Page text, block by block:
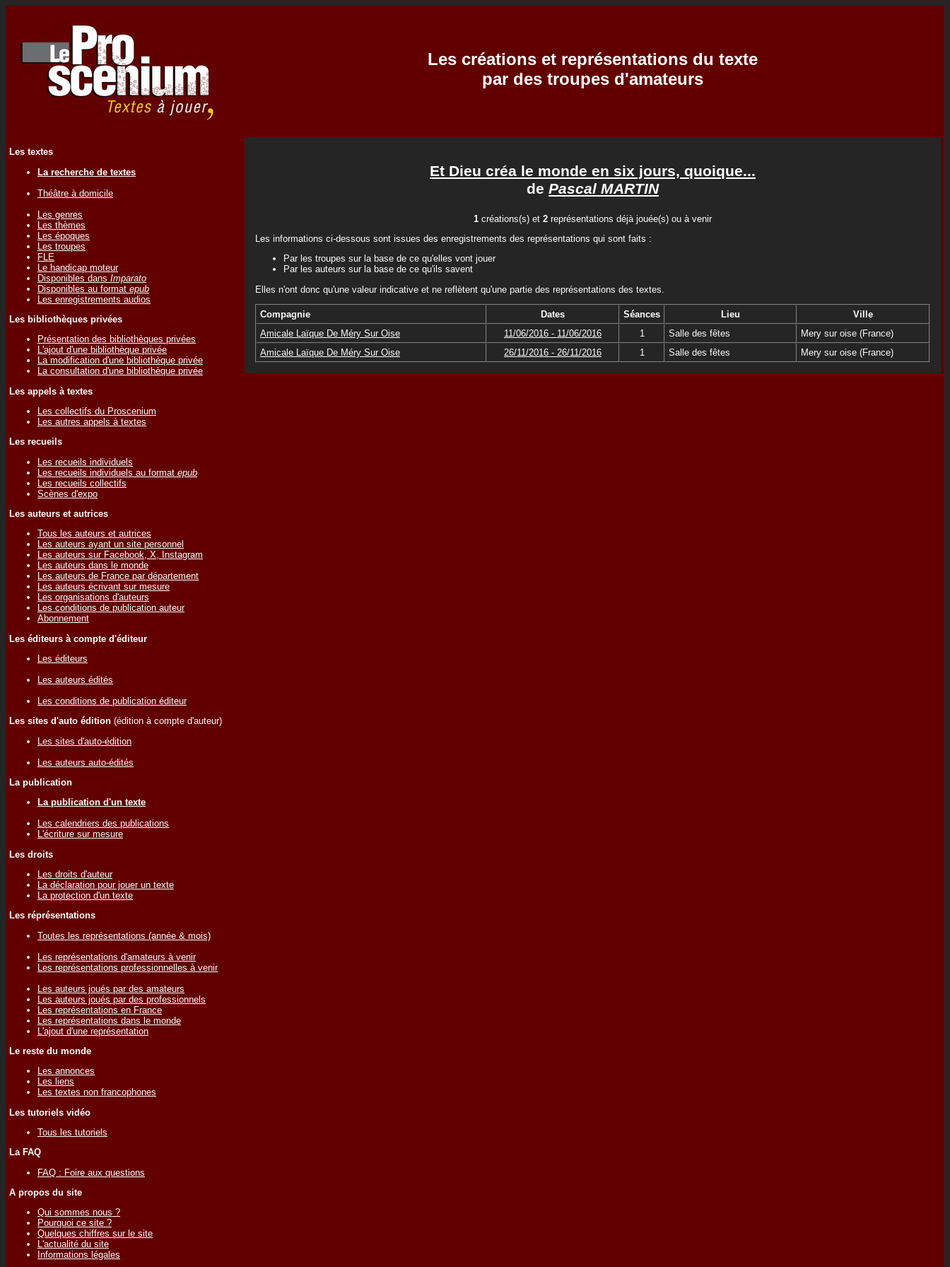
Les créations et représentations du texte
par des troupes d'amateurs
Les textes
La recherche de textes
Théâtre à domicile
Les genres
Les thèmes
Les époques
Les troupes
FLE
Le handicap moteur
Disponibles dans Imparato
Disponibles au format epub
Les enregistrements audios
Les bibliothèques privées
Présentation des bibliothèques privées
L'ajout d'une bibliothèque privée
La modification d'une bibliothèque privée
La consultation d'une bibliothèque privée
Les appels à textes
Les collectifs du Proscenium
Les autres appels à textes
Les recueils
Les recueils individuels
Les recueils individuels au format epub
Les recueils collectifs
Scènes d'expo
Les auteurs et autrices
Tous les auteurs et autrices
Les auteurs ayant un site personnel
Les auteurs sur Facebook, X, Instagram
Les auteurs dans le monde
Les auteurs de France par département
Les auteurs écrivant sur mesure
Les organisations d'auteurs
Les conditions de publication auteur
Abonnement
Les éditeurs à compte d'éditeur
Les éditeurs
Les auteurs édités
Les conditions de publication éditeur
Les sites d'auto édition (édition à compte d'auteur)
Les sites d'auto-édition
Les auteurs auto-édités
La publication
La publication d'un texte
Les calendriers des publications
L'écriture sur mesure
Les droits
Les droits d'auteur
La déclaration pour jouer un texte
La protection d'un texte
Les réprésentations
Toutes les représentations (année & mois)
Les représentations d'amateurs à venir
Les représentations professionnelles à venir
Les auteurs joués par des amateurs
Les auteurs joués par des professionnels
Les représentations en France
Les représentations dans le monde
L'ajout d'une représentation
Le reste du monde
Les annonces
Les liens
Les textes non francophones
Les tutoriels vidéo
Tous les tutoriels
La FAQ
FAQ : Foire aux questions
A propos du site
Qui sommes nous ?
Pourquoi ce site ?
Quelques chiffres sur le site
L'actualité du site
Informations légales
Et Dieu créa le monde en six jours, quoique...
de Pascal MARTIN
1 créations(s) et 2 représentations déjà jouée(s) ou à venir
Les informations ci-dessous sont issues des enregistrements des représentations qui sont faits :
Par les troupes sur la base de ce qu'elles vont jouer
Par les auteurs sur la base de ce qu'ils savent
Elles n'ont donc qu'une valeur indicative et ne reflètent qu'une partie des représentations des textes.
Compagnie Dates Séances Lieu
Ville
Amicale Laïque De Méry Sur Oise
11/06/2016 - 11/06/2016 1 Salle des fêtes
Mery sur oise (France)
Amicale Laïque De Méry Sur Oise
26/11/2016 - 26/11/2016 1 Salle des fêtes Mery sur oise (France)